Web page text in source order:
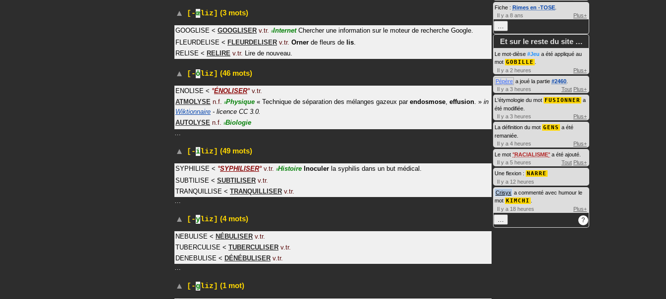
[-œliz] (3 mots)
GOOGLISE < GOOGLISER v.tr. #Internet Chercher une information sur le moteur de recherche Google.
FLEURDELISE < FLEURDELISER v.tr. Orner de fleurs de lis
RELISE < RELIRE v.tr. Lire de nouveau.
[-ōliz] (46 mots)
ENOLISE < °ÉNOLISER° v.tr.
ATMOLYSE n.f. #Physique « Technique de séparation des mélanges gazeux par endosmose, effusion. » in
Wiktionnaire - licence CC 3.0.
AUTOLYSE n.f. #Biologie
…
[-iliz] (49 mots)
SYPHILISE < °SYPHILISER° v.tr. #Histoire Inoculer la syphilis dans un but médical.
SUBTILISE < SUBTILISER v.tr.
TRANQUILLISE < TRANQUILLISER v.tr.
…
[-yliz] (4 mots)
NEBULISE < NÉBULISER v.tr.
TUBERCULISE < TUBERCULISER v.tr.
DENEBULISE < DÉNÉBULISER v.tr.
…
[-gliz] (1 mot)
Fiche : Rimes en -TOSE
Il y a 8 ans
Plus+
…
Et sur le reste du site …
Le mot-dièse #Jeu a été appliqué au
mot GOBILLE
Il y a 2 heures
Plus+
Pépère a joué la partie #2460
Il y a 3 heures
Tout Plus+
L'étymologie du mot FUSIONNER a
été modifiée.
Il y a 3 heures
Plus+
La définition du mot GENS a été
remaniée.
Il y a 4 heures
Plus+
Le mot RACIALISME a été ajouté.
Il y a 5 heures
Tout Plus+
Une flexion : NARRE
Il y a 12 heures
Crisyx a commenté avec humour le
mot KIMCHI
Il y a 18 heures
Plus+
… ?